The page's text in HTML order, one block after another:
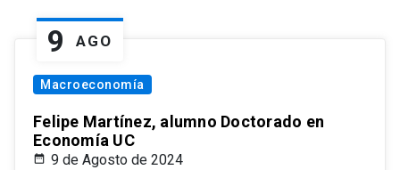
9 AGO
Macroeconomía
Felipe Martínez, alumno Doctorado en
Economía UC
9 de Agosto de 2024